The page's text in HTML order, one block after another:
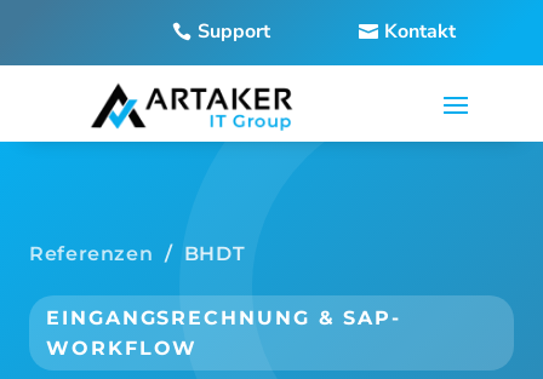
Support Kontakt
Referenzen / BHDT
EINGANGSRECHNUNG & SAP-
WORKFLOW